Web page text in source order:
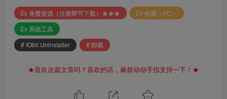
免费资源（注册即可下载）★★★
电脑（PC）
系统工具
# IObit Uninstaller
# 卸载
★喜欢这篇文章吗？喜欢的话，麻烦动动手指支持一下！★